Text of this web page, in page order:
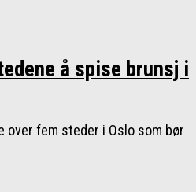
å spise brunsj i
over fem steder i Oslo som bør